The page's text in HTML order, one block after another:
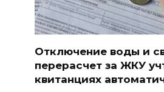
Отключение воды и
перерасчет за ЖКУ
квитанциях